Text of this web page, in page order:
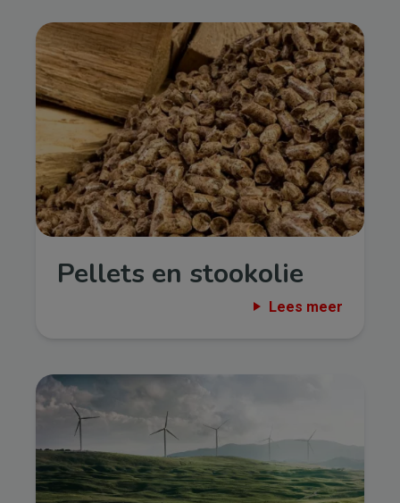
Afbeelding
Pellets en stookolie
Lees meer
Afbeelding